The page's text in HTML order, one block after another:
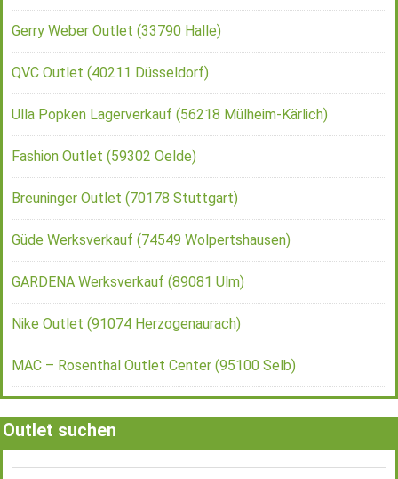
Gerry Weber Outlet (33790 Halle)
QVC Outlet (40211 Düsseldorf)
Ulla Popken Lagerverkauf (56218 Mülheim-Kärlich)
Fashion Outlet (59302 Oelde)
Breuninger Outlet (70178 Stuttgart)
Güde Werksverkauf (74549 Wolpertshausen)
GARDENA Werksverkauf (89081 Ulm)
Nike Outlet (91074 Herzogenaurach)
MAC – Rosenthal Outlet Center (95100 Selb)
Outlet suchen